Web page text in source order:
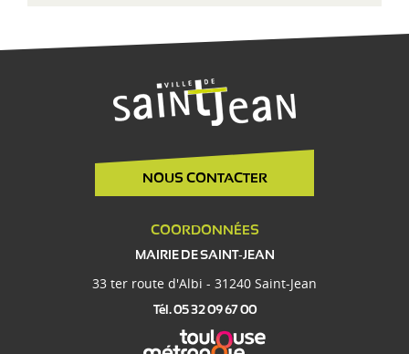
NOUS CONTACTER
COORDONNÉES
MAIRIE DE SAINT-JEAN
33 ter route d'Albi - 31240 Saint-Jean
Tél. 05 32 09 67 00